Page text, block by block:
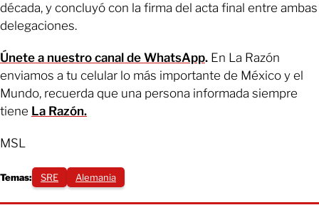
década, y concluyó con la firma del acta final entre ambas
delegaciones.
Únete a nuestro canal de WhatsApp. En La Razón
enviamos a tu celular lo más importante de México y el
Mundo, recuerda que una persona informada siempre
tiene La Razón.
MSL
Temas: SRE Alemania